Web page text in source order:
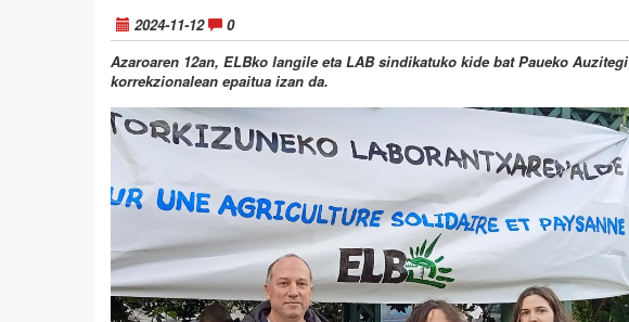
2024-11-12
0
Azaroaren 12an, ELBko langile eta LAB sindikatuko kide bat Paueko Auzitegi
korrekzionalean epaitua izan da.